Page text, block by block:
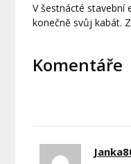
V šestnácté stavební
konečně svůj kabát.
Komentáře